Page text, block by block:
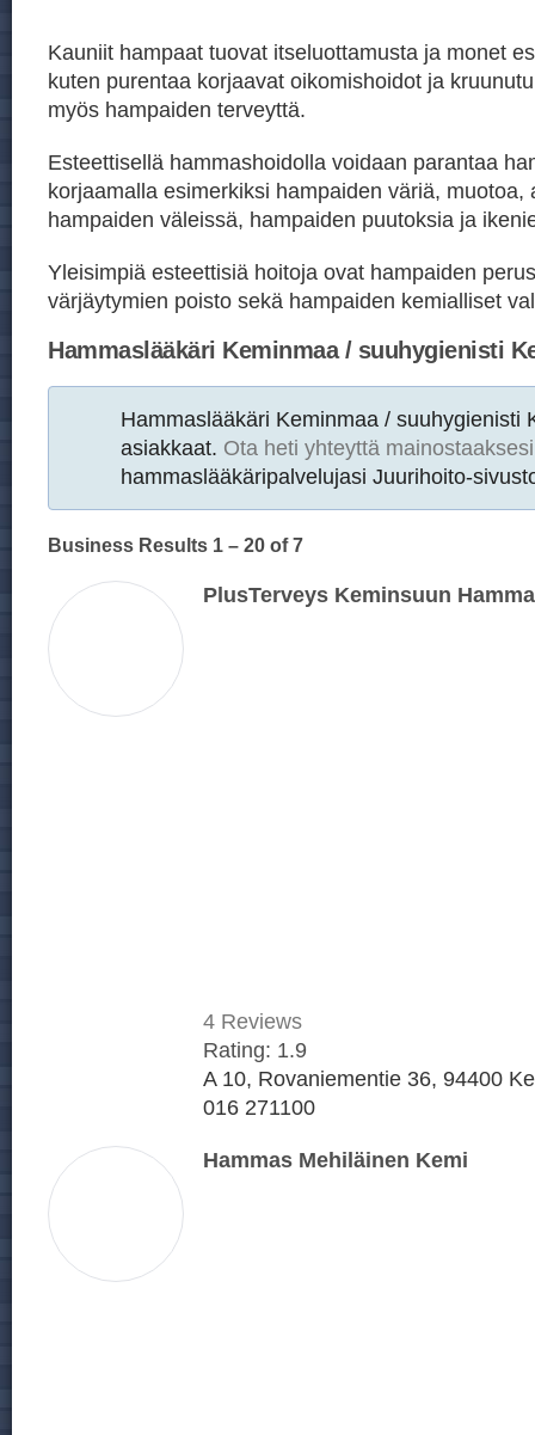
Kauniit hampaat tuovat itseluottamusta ja monet
kuten purentaa korjaavat oikomishoidot ja
myös hampaiden terveyttä.
Esteettisellä hammashoidolla voidaan parantaa
korjaamalla esimerkiksi hampaiden väriä, muotoa,
hampaiden väleissä, hampaiden puutoksia ja
Yleisimpiä esteettisiä hoitoja ovat hampaiden
värjäytymien poisto sekä hampaiden kemialliset
Hammaslääkäri Keminmaa / suuhygienisti
Hammaslääkäri Keminmaa / suuhygienisti
asiakkaat. Ota heti yhteyttä mainostaaksesi
hammaslääkäripalvelujasi Juurihoito-
Business Results 1 – 20 of 7
PlusTerveys Keminsuun
4 Reviews
Rating: 1.9
A 10, Rovaniementie 36, 94400
016 271100
Hammas Mehiläinen Kemi